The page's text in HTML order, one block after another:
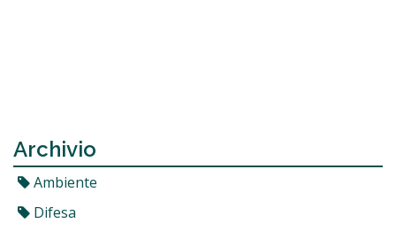
Archivio
Ambiente
Difesa